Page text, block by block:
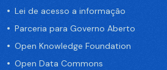
Lei de acesso a informação
Parceria para Governo Aberto
Open Knowledge Foundation
Open Data Commons